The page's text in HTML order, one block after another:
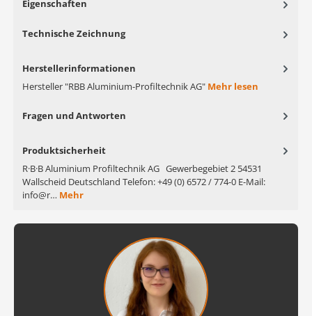
Eigenschaften
Technische Zeichnung
Herstellerinformationen
Hersteller "RBB Aluminium-Profiltechnik AG" Mehr lesen
Fragen und Antworten
Produktsicherheit
R·B·B Aluminium Profiltechnik AG Gewerbegebiet 2 54531
Wallscheid Deutschland Telefon: +49 (0) 6572 / 774-0 E-Mail:
info@r… Mehr